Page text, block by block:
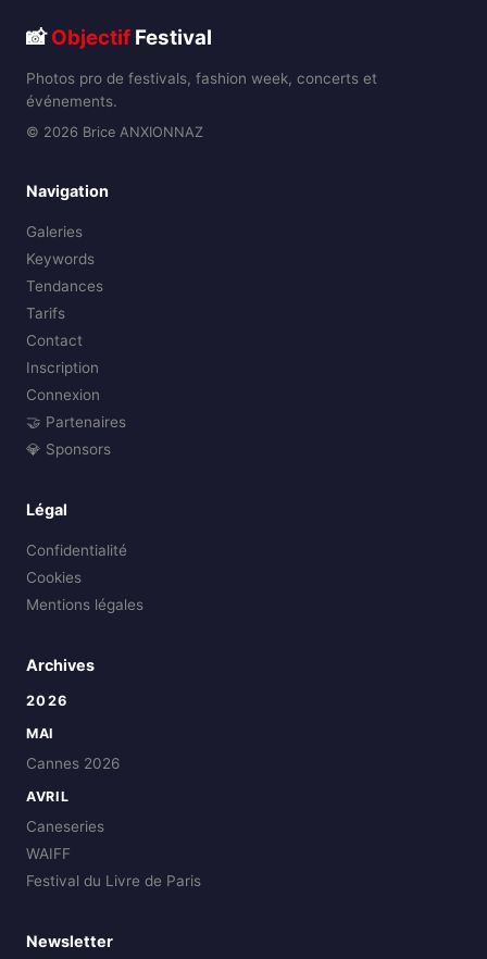
📸Objectif Festival
Photos pro de festivals, fashion week, concerts et
événements.
© 2026 Brice ANXIONNAZ
Navigation
Galeries
Keywords
Tendances
Tarifs
Contact
Inscription
Connexion
🤝 Partenaires
💎 Sponsors
Légal
Confidentialité
Cookies
Mentions légales
Archives
2026
MAI
Cannes 2026
AVRIL
Caneseries
WAIFF
Festival du Livre de Paris
Newsletter